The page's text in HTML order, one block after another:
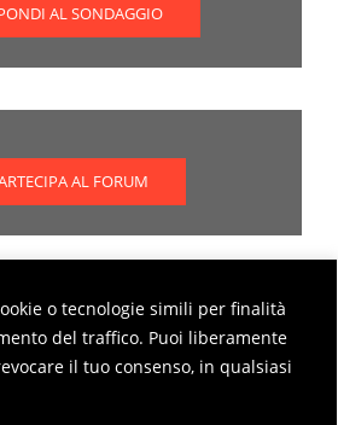
o tecnologie simili per finalità
del traffico. Puoi liberamente
il tuo consenso, in qualsiasi
AL SONDAGGIO
AL FORUM
partecipare al forum
PARTECIPAZIONE AL FORUM